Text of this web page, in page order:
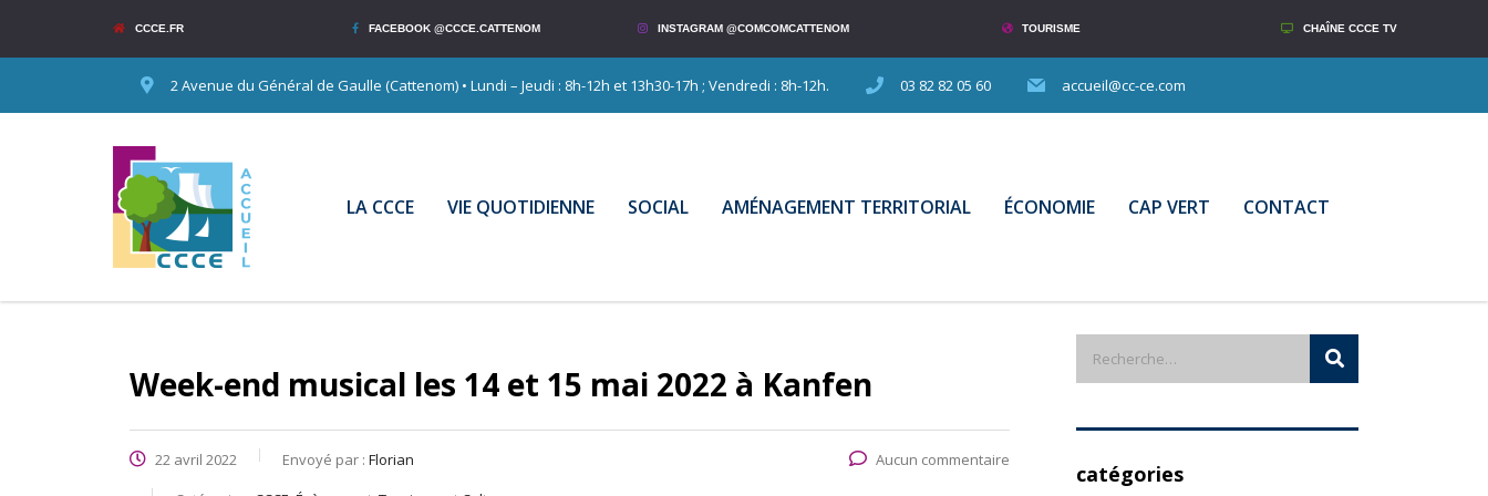
CCCE.FR FACEBOOK @CCCE.CATTENOM INSTAGRAM @COMCOMCATTENOM TOURISME CHAÎNE CCCE TV
2 Avenue du Général de Gaulle (Cattenom) • Lundi – Jeudi : 8h-12h et 13h30-17h ; Vendredi : 8h-12h. 03 82 82 05 60 accueil@cc-ce.com
LA CCCE VIE QUOTIDIENNE SOCIAL AMÉNAGEMENT TERRITORIAL ÉCONOMIE CAP VERT CONTACT
Week-end musical les 14 et 15 mai 2022 à Kanfen
22 avril 2022 Envoyé par : Florian
Aucun commentaire
catégories